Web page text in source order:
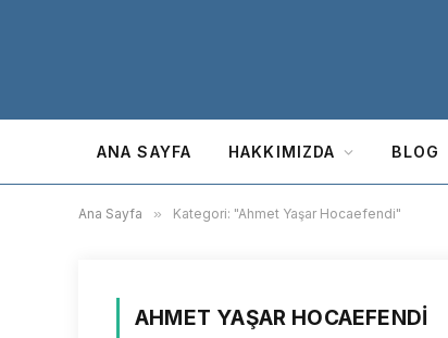
ANA SAYFA HAKKIMIZDA BLOG
Ana Sayfa » Kategori: "Ahmet Yaşar Hocaefendi"
AHMET YAŞAR HOCAEFENDI